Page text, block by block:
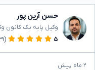
حسن آرین پور
وکیل پایه یک کانون
۵
(۱۳۹)
۲ ماه پیش